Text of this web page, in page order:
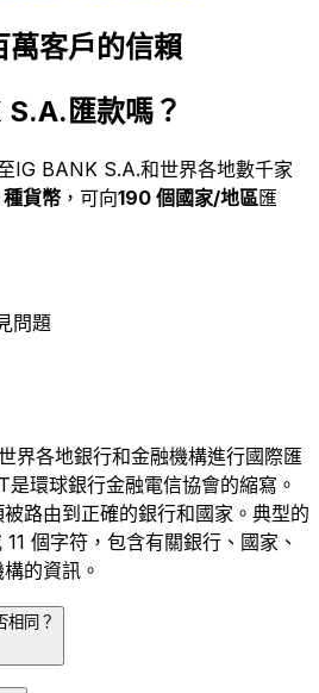
萬客戶的信賴
匯款嗎？
IG BANK S.A.和世界各地數千家
貨幣 ，可向190 個國家/地區匯
問題
界各地銀行和金融機構進行國際匯
環球銀行金融電信協會的縮寫。
路由到正確的銀行和國家。典型的
個字符，包含有關銀行、國家、
的資訊。
相同？